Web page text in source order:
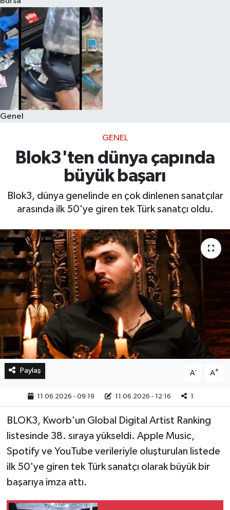
Genel
GENEL
Blok3'ten dünya çapında
büyük başarı
Blok3, dünya genelinde en çok dinlenen sanatçılar
arasında ilk 50'ye giren tek Türk sanatçı oldu.
Paylaş A- A+
11.06.2026 - 09:19 11.06.2026 - 12:16 1
BLOK3, Kworb'un Global Digital Artist Ranking
listesinde 38. sıraya yükseldi. Apple Music,
Spotify ve YouTube verileriyle oluşturulan listede
ilk 50'ye giren tek Türk sanatçı olarak büyük bir
başarıya imza attı.
Eğitim
Sağlık
Dünya
Magazin
Kültür & Sanat
Bilim
Genel
Bilim, Teknoloji